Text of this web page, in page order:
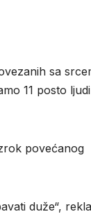
sa
11 posto
povećanog
duže“,